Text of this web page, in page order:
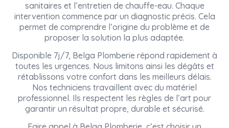
sanitaires et l’entretien de chauffe-eau. Chaque
intervention commence par un diagnostic précis. Cela
permet de comprendre l’origine du problème et de
proposer la solution la plus adaptée.
Disponible 7j/7, Belga Plomberie répond rapidement à
toutes les urgences. Nous limitons ainsi les dégâts et
rétablissons votre confort dans les meilleurs délais.
Nos techniciens travaillent avec du matériel
professionnel. Ils respectent les règles de l’art pour
garantir un résultat propre, durable et sécurisé.